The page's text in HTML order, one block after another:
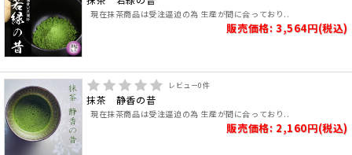
現在抹茶商品は受注逼迫の為 生産が間に合っており..
販売価格: 3,564円(税込)
レビュー0件
抹茶 静香の昔
現在抹茶商品は受注逼迫の為 生産が間に合っており..
販売価格: 2,160円(税込)